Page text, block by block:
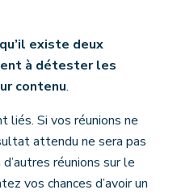
existe deux
à détester les
contenu.
liés. Si vos réunions ne
attendu ne sera pas
réunions sur le
vos chances d’avoir un